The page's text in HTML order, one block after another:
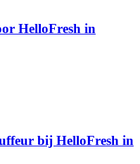
HelloFresh in
bij HelloFresh in